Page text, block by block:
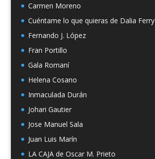
Carmen Moreno
Cuéntame lo que quieras de Dalia Ferry
Fernando J. López
Fran Portillo
Gala Romaní
Helena Cosano
Inmaculada Durán
Johari Gautier
Jose Manuel Sala
Juan Luis Marín
LA CAJA de Oscar M. Prieto